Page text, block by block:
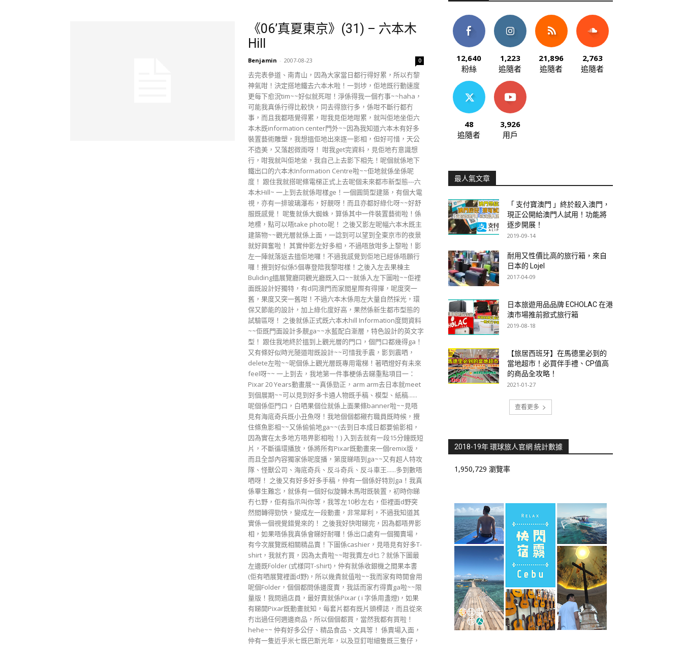
《06’真夏東京》(31) – 六本木
Hill
Benjamin - 2007-08-23 0
去完表參道、南青山，因為大家當日都行得好累，所以冇黎
神氣咁！決定搭地鐵去六本木啦！一到埗，佢地既行動速度
更每下愈況tim~~好似就死咁！淨係得我一個冇事~~haha，
可能我真係行得比較快，同去得旅行多，係咁不斷行都冇
事，而且我都唔覺得累，咁我見佢地咁累，就叫佢地坐佢六
本木既information center門外~~因為我知道六本木有好多
裝置藝術雕塑，我想搵佢地出來逐一影相，但好可惜，天公
不造美，又落起微雨呀！ 咁我get完資料，見佢地冇意識想
行，咁我就叫佢地坐，我自己上去影下相先！呢個就係地下
鐵出口的六本木Information Centre啦~~佢地就係坐係呢
度！ 跟住我就搭呢條電梯正式上去呢個未來都市新型態---六
本木Hill~ 一上到去就係咁樣ge！一個圓筒型建築，有個大電
視，亦有一排玻璃瀑布，好靚呀！而且亦都好綠化呀~~好舒
服既感覺！ 呢隻就係大蜘蛛，算係其中一件裝置藝術啦！係
地標，點可以唔take photo呢！ 之後又影左呢幅六本木既主
建築物~~觀光層就係上面，一諗到可以望到全東京市的夜景
就好興奮啦！ 其實仲影左好多相，不過唔放咁多上黎啦！影
左一陣就落返去搵佢地囉！不過我感覺到佢地已經係唔願行
囉！攪到好似係5個專登陪我黎咁樣！之後入左去果棟主
Buliding搵展覽廳同觀光廳既入口~~就係入左下圖啦~~佢裡
面既設計好獨特，有d同澳門而家間星際有得揮，呢度突一
舊，果度又突一舊咁！不過六本木係用左大量自然採光，環
保又節能的設計，加上綠化度好高，果然係新生都市型態的
試驗區呀！ 之後就係正式既六本木hill Information度問資料
~~佢既門面設計多靚ga~~水藍配白漸層，特色設計的英文字
型！ 跟住我地終於搵到上觀光層的門口，個門口都幾得ga！
又有條好似時光隧道咁既設計~~可惜我手震，影到震哂，
delete左啦~~呢個係上觀光層既專用電梯！著哂燈好有未來
feel呀~~ 一上到去，我地第一件事梗係去睇重點項目一：
Pixar 20 Years動畫展~~真係勁正，arm arm去日本就meet
到個展期~~可以見到好多卡通人物既手稿、模型、紙稿......
呢個係佢門口，白哂果個位就係上面果條banner啦~~見唔
見有海底奇兵既小丑魚呀！我地個個都襯冇職員既時候，攪
住條魚影相~~又係偷偷地ga~~(去到日本成日都要偷影相，
因為實在太多地方唔畀影相啦！) 入到去就有一段15分鐘既短
片，不斷循環播放，係將所有Pixar既動畫來一個remix版，
而且全部內容獨家係呢度播，第度睇唔到ga~~又有超人特攻
隊、怪獸公司、海底奇兵、反斗奇兵、反斗車王......多到數唔
哂呀！ 之後又有好多好多手稿，仲有一個係好特別ga！我真
係畢生難忘，就係有一個好似旋轉木馬咁既裝置，初時你睇
冇乜野，佢有指示叫你等，我等左10秒左右，佢裡面d野突
然間轉得勁快，變成左一段動畫，非常犀利，不過我知道其
實係一個視覺錯覺來的！ 之後我好快咁睇完，因為都唔畀影
相，如果唔係我真係會睇好耐囉！係出口處有一個獨賣場，
有今次展覽既相關精品賣！下圖係cashier，見唔見有好多T-
shirt，我就冇買，因為太貴啦~~咁我賣左d乜？就係下圖最
左邊既Folder (式樣同T-shirt)，仲有就係收銀機之間果本書
(佢有哂展覽裡面d野)，所以幾貴就值啦~~我而家有時開會用
呢個Folder，個個都問係邊度賣，我話而家冇得賣ga啦~~限
量版！我問過店員，最好賣就係Pixar ( i 字係用盞燈)，如果
有睇開Pixar既動畫就知，每套片都有既片頭標誌，而且從來
冇出過任何週邊商品，所以個個都買，當然我都有買啦！
hehe~~ 仲有好多公仔、精品食品、文具等！ 係賣場入面，
仲有一隻近乎米七既巴斯光年，以及豆釘咁細隻既三隻仔，
12,640
粉絲
1,223
追隨者
21,896
追隨者
2,763
追隨者
48
追隨者
3,926
用戶
最人氣文章
「 支付寶澳門 」終於殺入澳門，
現正公開給澳門人試用！功能將
逐步開展！
2019-09-14
耐用又性價比高的旅行箱，來自
日本的 Lojel
2017-04-09
日本旅遊用品品牌 ECHOLAC 在港
澳市場推前掀式旅行箱
2019-08-18
【旅居西班牙】在馬德里必到的
當地超市！必買伴手禮、CP值高
的商品全攻略！
2021-01-27
查看更多
2018-19年 環球旅人官網 統計數據
1,950,729 瀏覽率